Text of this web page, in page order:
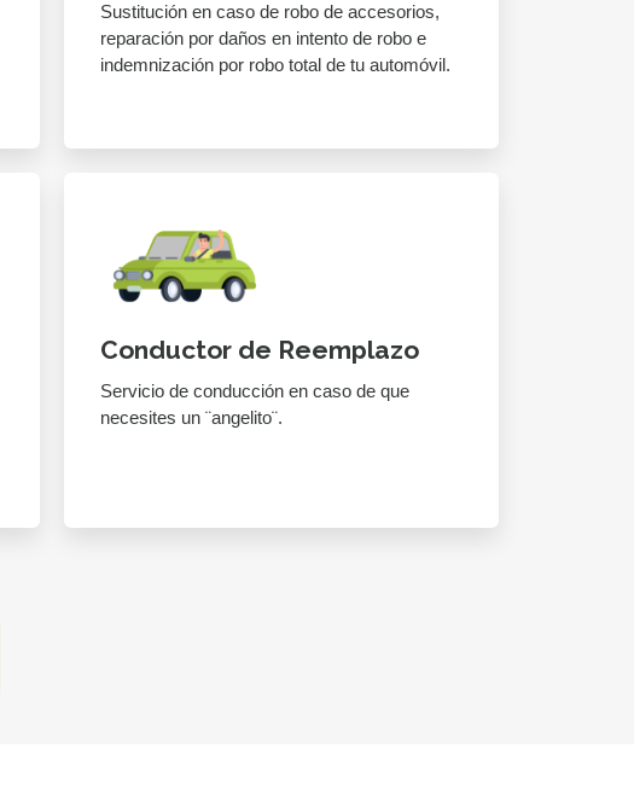
Sustitución en caso de robo de accesorios,
reparación por daños en intento de robo e
indemnización por robo total de tu automóvil.
Conductor de Reemplazo
Servicio de conducción en caso de que
necesites un ¨angelito¨.